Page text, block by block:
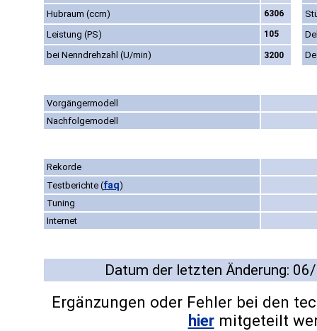
Hubraum (ccm)
6306
Leistung (PS)
105
bei Nenndrehzahl (U/min)
3200
Vorgängermodell
Nachfolgemodell
Rekorde
Testberichte (faq)
Tuning
Internet
Datum der letzten Änderung:
Ergänzungen oder Fehler bei den
hiermitgeteilt